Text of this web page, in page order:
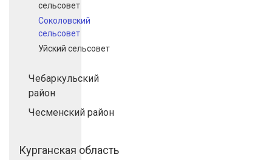
сельсовет
Соколовский
сельсовет
Уйский сельсовет
Чебаркульский
район
Чесменский район
Курганская область